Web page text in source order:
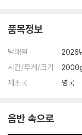
외관상 불량 확인되는 상
닐은 품질보증대상이 아
3) 일본 제작 LP는 대부
4) 디지털 다운로드 코드
1) 침압 조절 기능이 없
품목정보
발매일
2026
시간/무게/크기
제조국
영국
음반 속으로